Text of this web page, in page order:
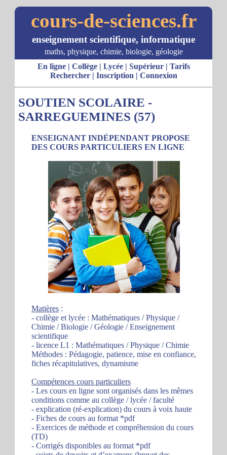
cours-de-sciences.fr
enseignement scientifique, informatique
maths, physique, chimie, biologie, géologie
En ligne| Collège| Lycée| Supérieur| Tarifs
Rechercher| Inscription | Connexion
SOUTIEN SCOLAIRE -
SARREGUEMINES (57)
ENSEIGNANT INDÉPENDANT PROPOSE
DES COURS PARTICULIERS EN LIGNE
Matières :
- collège et lycée : Mathématiques / Physique /
Chimie / Biologie / Géologie / Enseignement
scientifique
- licence L1 : Mathématiques / Physique / Chimie
Méthodes : Pédagogie, patience, mise en confiance,
fiches récapitulatives, dynamisme
Compétences cours particuliers
- Les cours en ligne sont organisés dans les mêmes
conditions comme au collège / lycée / faculté
- explication (ré-explication) du cours à voix haute
- Fiches de cours au format *pdf
- Exercices de méthode et compréhension du cours
(TD)
- Corrigés disponibles au format *pdf